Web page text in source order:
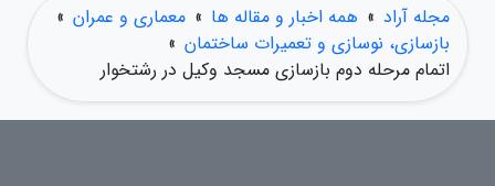
مجله آراد » همه اخبار و مقاله ها » معماری و عمران »
بازسازی، نوسازی و تعمیرات ساختمان »
اتمام مرحله دوم بازسازی مسجد وکیل در رشتخوار